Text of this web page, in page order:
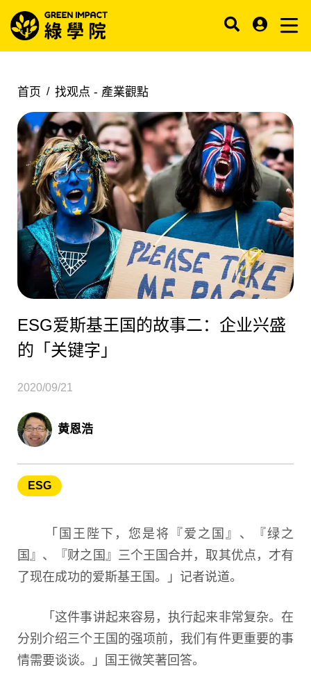
首页 找观点 - 產業觀點
ESG爱斯基王国的故事二：企业兴盛
的「关键字」
2020/09/21
黄恩浩
ESG
「国王陛下，您是将『爱之国』、『绿之
国』、『财之国』三个王国合并，取其优点，才有
了现在成功的爱斯基王国。」记者说道。
「这件事讲起来容易，执行起来非常复杂。在
分别介绍三个王国的强项前，我们有件更重要的事
情需要谈谈。」国王微笑著回答。